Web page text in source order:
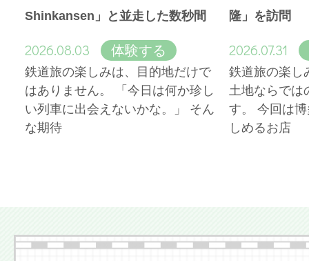
Shinkansen」と並走した数秒間
2026.08.03 体験する
鉄道旅の楽しみは、目的地だけで
はありません。 「今日は何か珍し
い列車に出会えないかな。」 そん
な期待
隆」を訪問
2026.07.31
鉄道旅の楽し
土地ならでは
す。 今回は
しめるお店